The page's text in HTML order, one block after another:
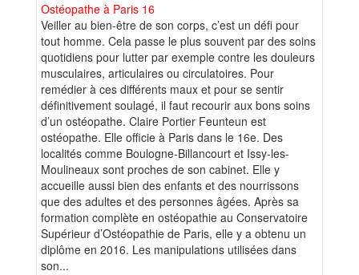
Ostéopathe à Paris 16
Veiller au bien-être de son corps, c’est un défi pour
tout homme. Cela passe le plus souvent par des soins
quotidiens pour lutter par exemple contre les douleurs
musculaires, articulaires ou circulatoires. Pour
remédier à ces différents maux et pour se sentir
définitivement soulagé, il faut recourir aux bons soins
d’un ostéopathe. Claire Portier Feunteun est
ostéopathe. Elle officie à Paris dans le 16e. Des
localités comme Boulogne-Billancourt et Issy-les-
Moulineaux sont proches de son cabinet. Elle y
accueille aussi bien des enfants et des nourrissons
que des adultes et des personnes âgées. Après sa
formation complète en ostéopathie au Conservatoire
Supérieur d’Ostéopathie de Paris, elle y a obtenu un
diplôme en 2016. Les manipulations utilisées dans
son...